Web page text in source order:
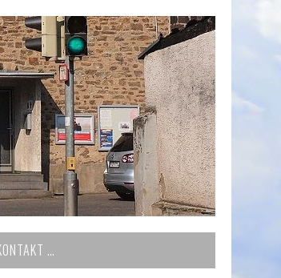
…